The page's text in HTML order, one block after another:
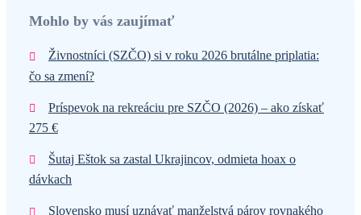
Mohlo by vás zaujímať
Živnostníci (SZČO) si v roku 2026 brutálne priplatia:
čo sa zmení?
Príspevok na rekreáciu pre SZČO (2026) – ako získať
275 €
Šutaj Eštok sa zastal Ukrajincov, odmieta hoax o
dávkach
Slovensko musí uznávať manželstvá párov rovnakého